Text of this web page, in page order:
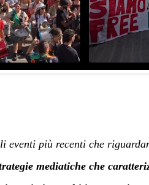
eventi più recenti che
mediatiche che